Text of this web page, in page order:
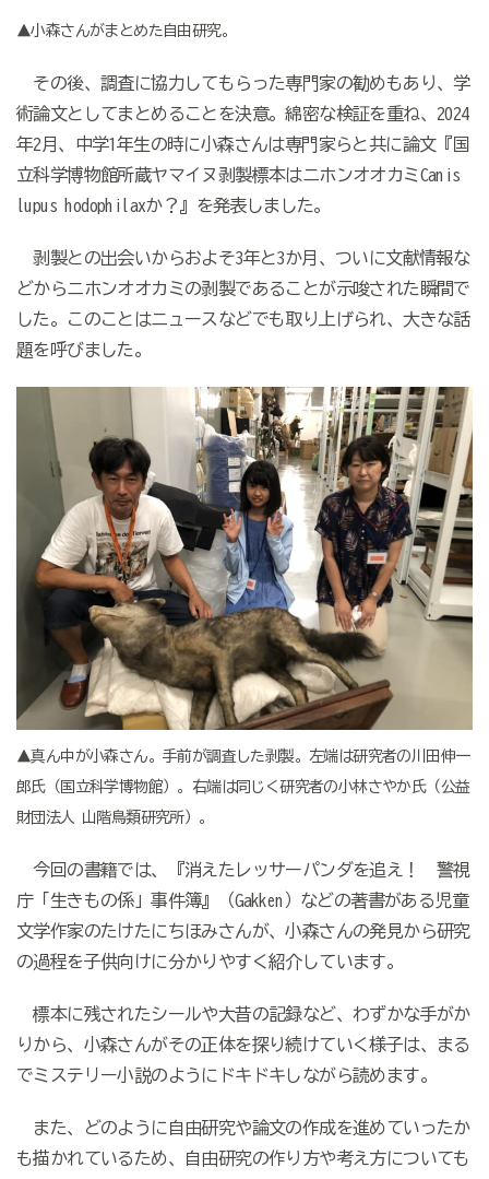
▲小森さんがまとめた自由研究。
その後、調査に協力してもらった専門家の勧めもあり、学
術論文としてまとめることを決意。綿密な検証を重ね、2024
年2月、中学1年生の時に小森さんは専門家らと共に論文『国
立科学博物館所蔵ヤマイヌ剥製標本はニホンオオカミCanis
lupus hodophilaxか？』を発表しました。
剥製との出会いからおよそ3年と3か月、ついに文献情報な
どからニホンオオカミの剥製であることが示唆された瞬間で
した。このことはニュースなどでも取り上げられ、大きな話
題を呼びました。
▲真ん中が小森さん。手前が調査した剥製。左端は研究者の川田伸一
郎氏（国立科学博物館）。右端は同じく研究者の小林さやか氏（公益
財団法人 山階鳥類研究所）。
今回の書籍では、『消えたレッサーパンダを追え！ 警視
庁「生きもの係」事件簿』（Gakken）などの著書がある児童
文学作家のたけたにちほみさんが、小森さんの発見から研究
の過程を子供向けに分かりやすく紹介しています。
標本に残されたシールや大昔の記録など、わずかな手がか
りから、小森さんがその正体を探り続けていく様子は、まる
でミステリー小説のようにドキドキしながら読めます。
また、どのように自由研究や論文の作成を進めていったか
も描かれているため、自由研究の作り方や考え方についても